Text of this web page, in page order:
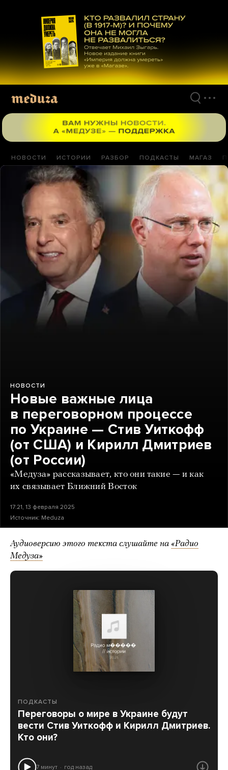
материалам
НОВОСТИ ИСТОРИИ РАЗБОР ПОДКАСТЫ МАГАЗ
НОВОСТИ
Новые важные лица
в переговорном процессе
по Украине — Стив Уиткофф
(от США) и Кирилл Дмитриев
(от России)
«Медуза» рассказывает, кто они такие — и как
их связывает Ближний Восток
17:21, 13 февраля 2025
Источник: Meduza
Аудиоверсию этого текста слушайте на «Радио
Медуза»
ПОДКАСТЫ
Переговоры о мире в Украине будут
вести Стив Уиткофф и Кирилл Дмитриев.
Кто они?
7 минут год назад